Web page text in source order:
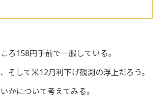
ろ158円手前で一服している。
して米12月利下げ観測の浮上だろう。
かについて考えてみる。